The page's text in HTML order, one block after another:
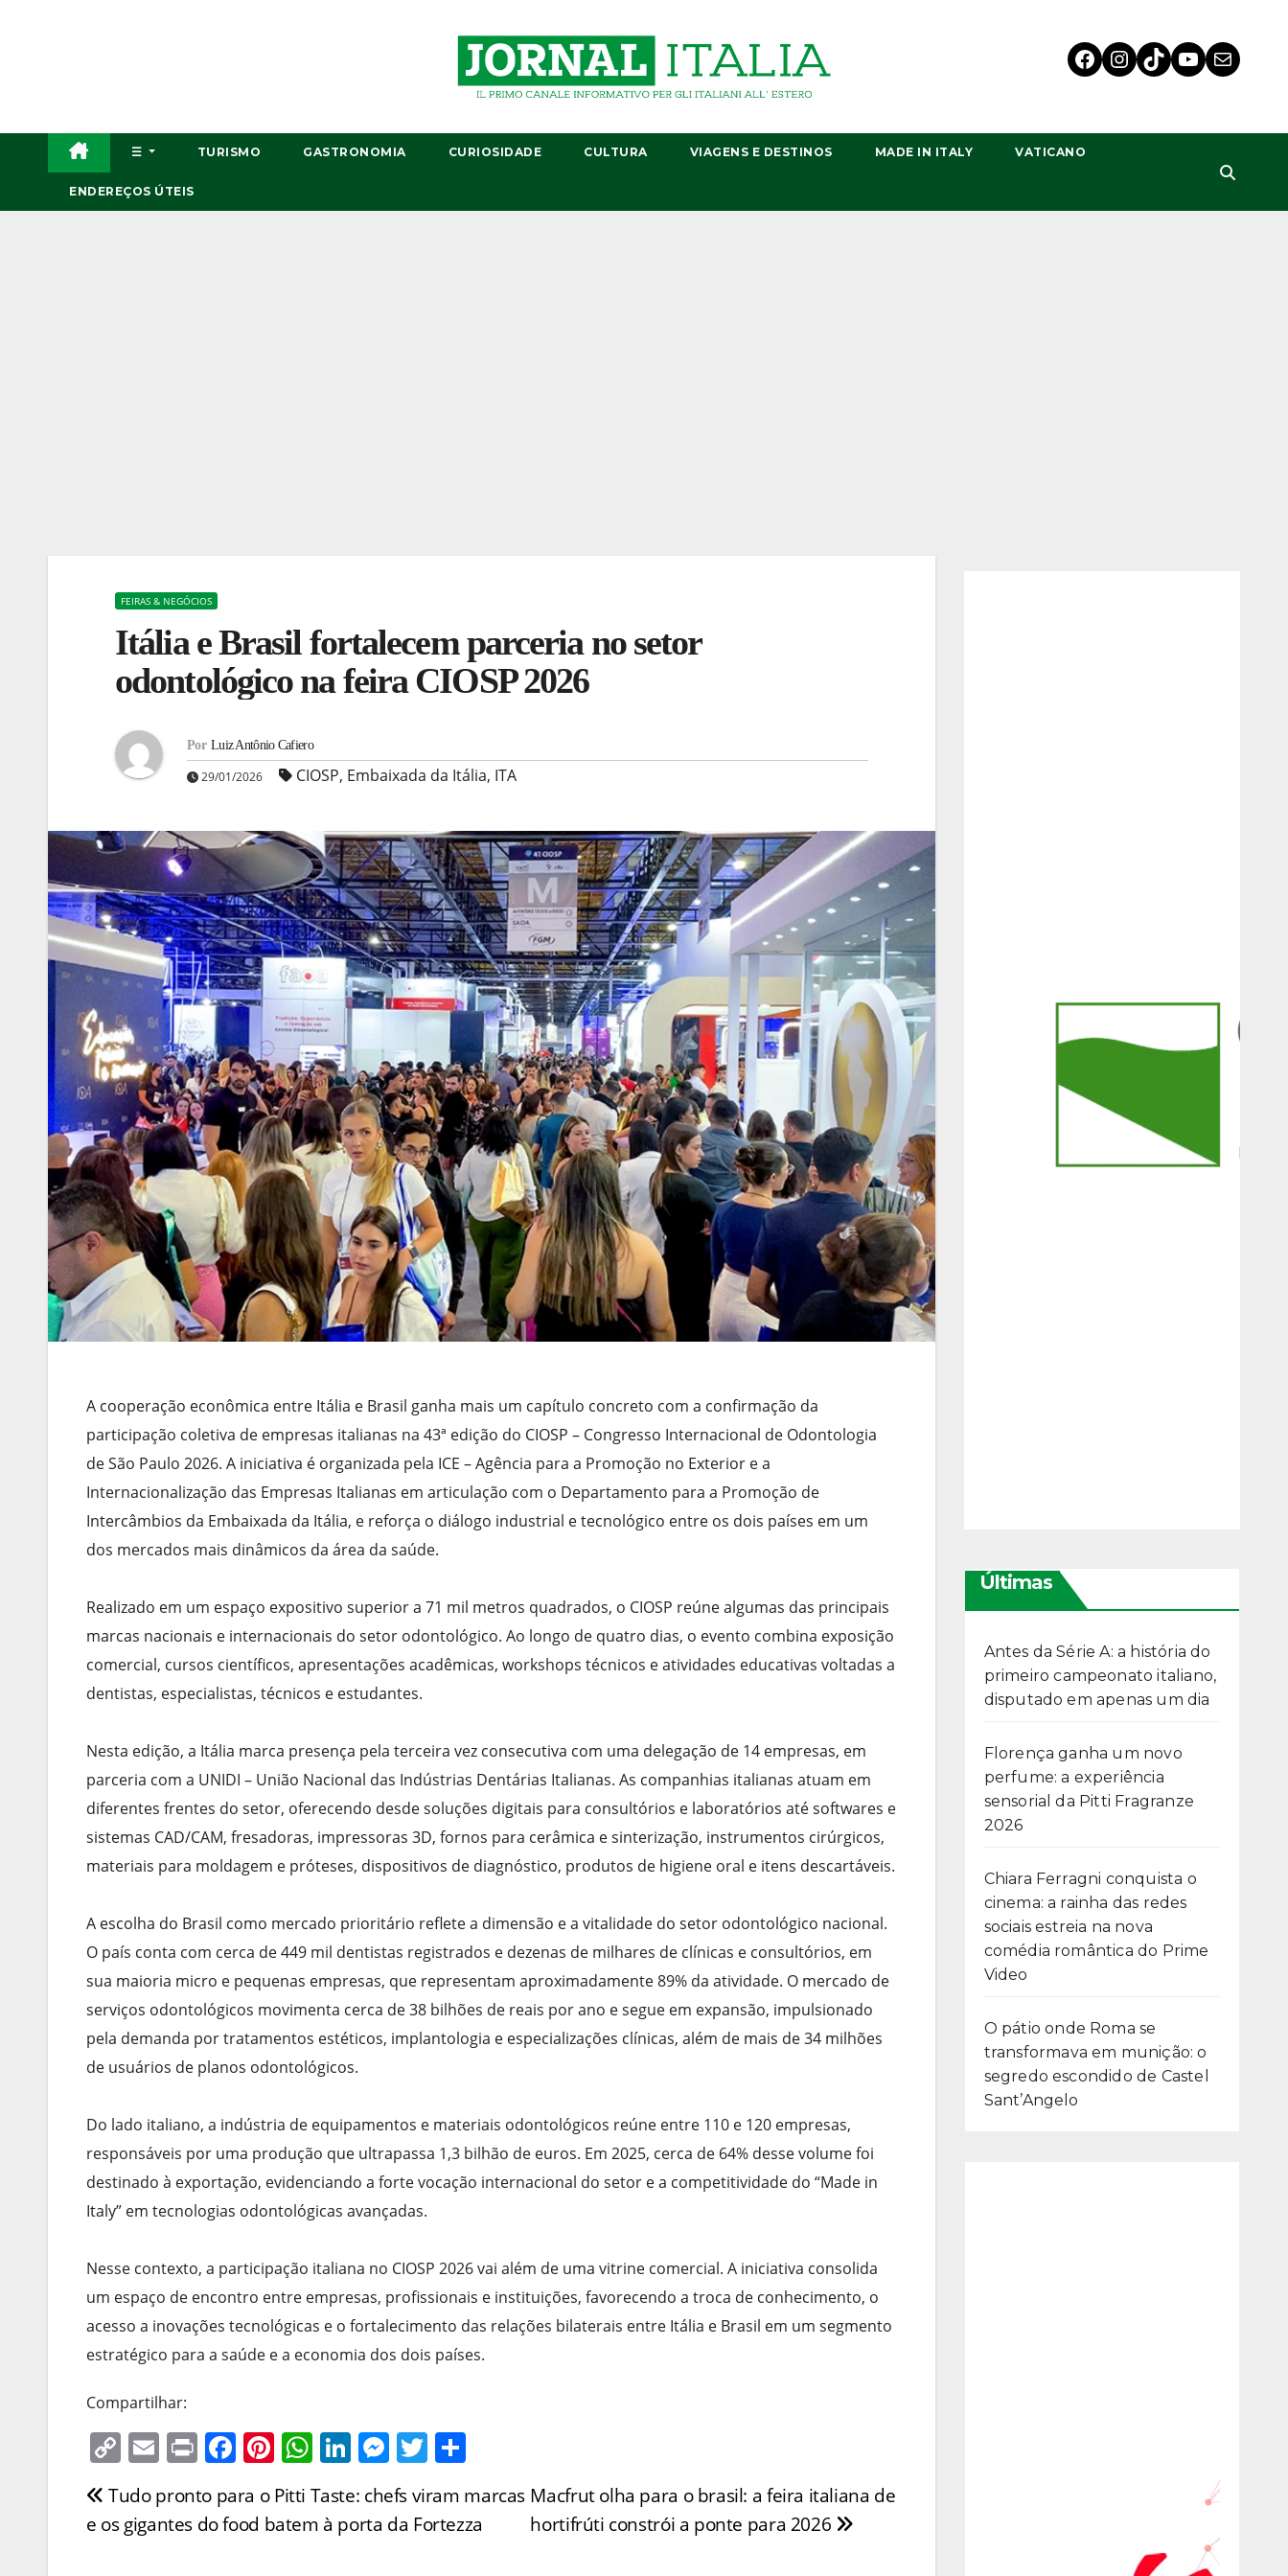
☰ TURISMO GASTRONOMIA CURIOSIDADE CULTURA VIAGENS E DESTINOS MADE IN ITALY VATICANO
ENDEREÇOS ÚTEIS
FEIRAS & NEGÓCIOS
Itália e Brasil fortalecem parceria no setor
odontológico na feira CIOSP 2026
Por Luiz Antônio Cafiero
29/01/2026 CIOSP, Embaixada da Itália, ITA
A cooperação econômica entre Itália e Brasil ganha mais um capítulo concreto com a confirmação da
participação coletiva de empresas italianas na 43ª edição do CIOSP – Congresso Internacional de Odontologia
de São Paulo 2026. A iniciativa é organizada pela ICE – Agência para a Promoção no Exterior e a
Internacionalização das Empresas Italianas em articulação com o Departamento para a Promoção de
Intercâmbios da Embaixada da Itália, e reforça o diálogo industrial e tecnológico entre os dois países em um
dos mercados mais dinâmicos da área da saúde.
Realizado em um espaço expositivo superior a 71 mil metros quadrados, o CIOSP reúne algumas das principais
marcas nacionais e internacionais do setor odontológico. Ao longo de quatro dias, o evento combina exposição
comercial, cursos científicos, apresentações acadêmicas, workshops técnicos e atividades educativas voltadas a
dentistas, especialistas, técnicos e estudantes.
Nesta edição, a Itália marca presença pela terceira vez consecutiva com uma delegação de 14 empresas, em
parceria com a UNIDI – União Nacional das Indústrias Dentárias Italianas. As companhias italianas atuam em
diferentes frentes do setor, oferecendo desde soluções digitais para consultórios e laboratórios até softwares e
sistemas CAD/CAM, fresadoras, impressoras 3D, fornos para cerâmica e sinterização, instrumentos cirúrgicos,
materiais para moldagem e próteses, dispositivos de diagnóstico, produtos de higiene oral e itens descartáveis.
A escolha do Brasil como mercado prioritário reflete a dimensão e a vitalidade do setor odontológico nacional.
O país conta com cerca de 449 mil dentistas registrados e dezenas de milhares de clínicas e consultórios, em
sua maioria micro e pequenas empresas, que representam aproximadamente 89% da atividade. O mercado de
serviços odontológicos movimenta cerca de 38 bilhões de reais por ano e segue em expansão, impulsionado
pela demanda por tratamentos estéticos, implantologia e especializações clínicas, além de mais de 34 milhões
de usuários de planos odontológicos.
Do lado italiano, a indústria de equipamentos e materiais odontológicos reúne entre 110 e 120 empresas,
responsáveis por uma produção que ultrapassa 1,3 bilhão de euros. Em 2025, cerca de 64% desse volume foi
destinado à exportação, evidenciando a forte vocação internacional do setor e a competitividade do “Made in
Italy” em tecnologias odontológicas avançadas.
Nesse contexto, a participação italiana no CIOSP 2026 vai além de uma vitrine comercial. A iniciativa consolida
um espaço de encontro entre empresas, profissionais e instituições, favorecendo a troca de conhecimento, o
acesso a inovações tecnológicas e o fortalecimento das relações bilaterais entre Itália e Brasil em um segmento
estratégico para a saúde e a economia dos dois países.
Compartilhar:
C
o
p
y
E
ai
l
Pr
t
F
c
e
Pi
nt
er
e
W
h
at
s
Li
k
e
M
e
ss
e
T
itt
er
ar
e
Navegação
de
Macfrut olha para o brasil: a feira italiana de
hortifrúti constrói a ponte para 2026
Tudo pronto para o Pitti Taste: chefs viram marcas
e os gigantes do food batem à porta da Fortezza
Últimas
Antes da Série A: a história do
primeiro campeonato italiano,
disputado em apenas um dia
Florença ganha um novo
perfume: a experiência
sensorial da Pitti Fragranze
2026
Chiara Ferragni conquista o
cinema: a rainha das redes
sociais estreia na nova
comédia romântica do Prime
Video
O pátio onde Roma se
transformava em munição: o
segredo escondido de Castel
Sant’Angelo